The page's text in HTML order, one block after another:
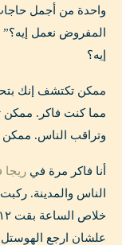
واحدة من أجمل
المفروض نعمل إيه؟”
إيه؟
ممكن تكتشف إنك
مما كنت فاكر.
وتراقب الناس. ممكن
أنا فاكر مرة في ريجا
الناس والمدينة.
علشان ارجع